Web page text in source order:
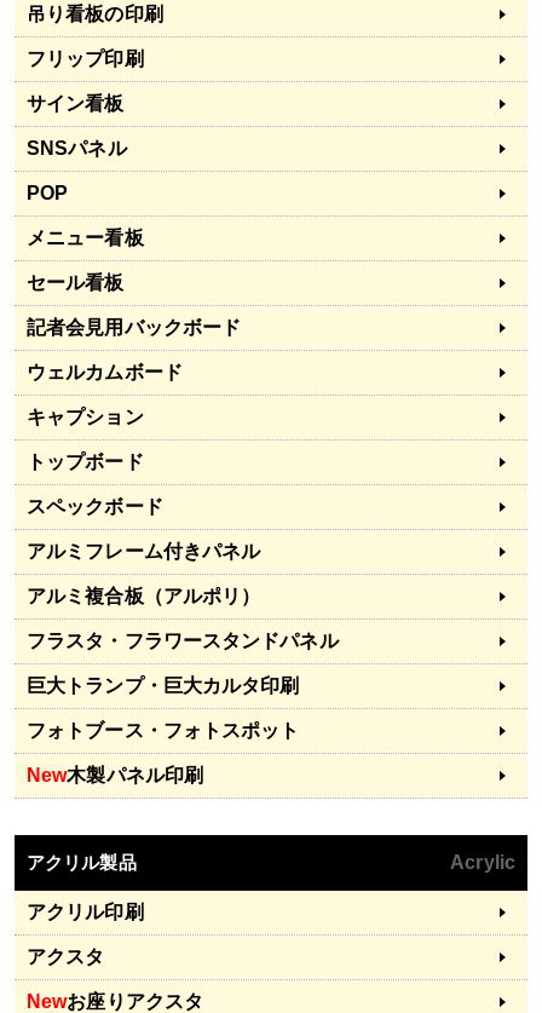
吊り看板の印刷
フリップ印刷
サイン看板
SNSパネル
POP
メニュー看板
セール看板
記者会見用バックボード
ウェルカムボード
キャプション
トップボード
スペックボード
アルミフレーム付きパネル
アルミ複合板（アルポリ）
フラスタ・フラワースタンドパネル
巨大トランプ・巨大カルタ印刷
フォトブース・フォトスポット
New木製パネル印刷
アクリル製品 Acrylic
アクリル印刷
アクスタ
Newお座りアクスタ